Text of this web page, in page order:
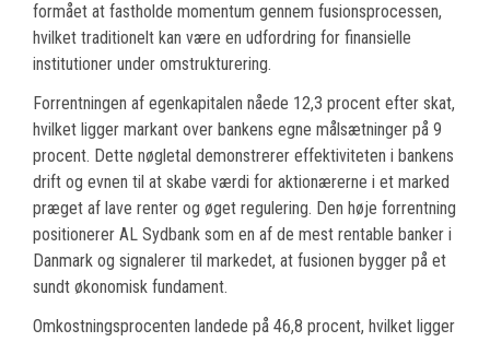
formået at fastholde momentum gennem fusionsprocessen,
hvilket traditionelt kan være en udfordring for finansielle
institutioner under omstrukturering.
Forrentningen af egenkapitalen nåede 12,3 procent efter skat,
hvilket ligger markant over bankens egne målsætninger på 9
procent. Dette nøgletal demonstrerer effektiviteten i bankens
drift og evnen til at skabe værdi for aktionærerne i et marked
præget af lave renter og øget regulering. Den høje forrentning
positionerer AL Sydbank som en af de mest rentable banker i
Danmark og signalerer til markedet, at fusionen bygger på et
sundt økonomisk fundament.
Omkostningsprocenten landede på 46,8 procent, hvilket ligger